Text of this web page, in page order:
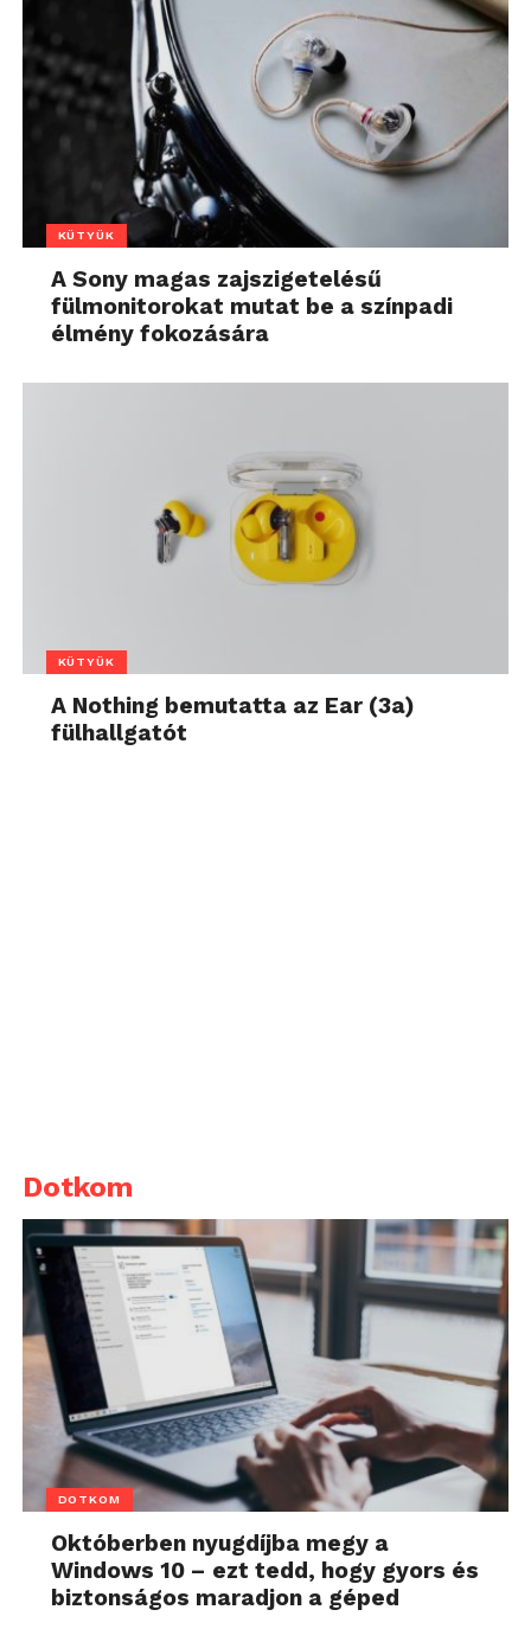
KÜTYÜK
A Sony magas zajszigetelésű
fülmonitorokat mutat be a színpadi
élmény fokozására
KÜTYÜK
A Nothing bemutatta az Ear (3a)
fülhallgatót
Dotkom
DOTKOM
Októberben nyugdíjba megy a
Windows 10 – ezt tedd, hogy gyors és
biztonságos maradjon a géped